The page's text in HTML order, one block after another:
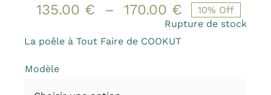
135.00 € – 170.00 € Plage
de
10% Off
Rupture de stock
La poêle à Tout Faire de COOKUT
Modèle